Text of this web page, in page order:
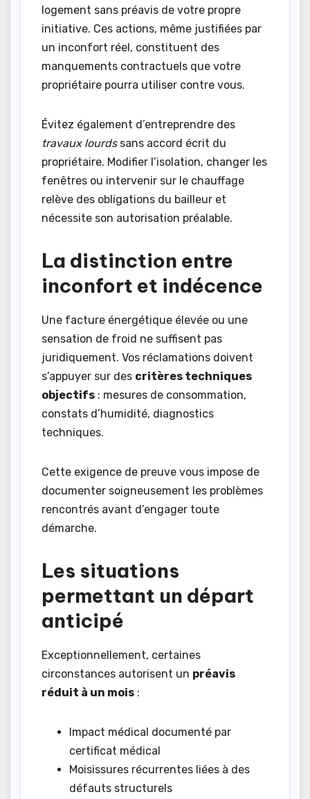
logement sans préavis de votre propre
initiative. Ces actions, même justifiées par
un inconfort réel, constituent des
manquements contractuels que votre
propriétaire pourra utiliser contre vous.
Évitez également d’entreprendre des
travaux lourdssans accord écrit du
propriétaire. Modifier l’isolation, changer les
fenêtres ou intervenir sur le chauffage
relève des obligations du bailleur et
nécessite son autorisation préalable.
La distinction entre
inconfort et indécence
Une facture énergétique élevée ou une
sensation de froid ne suffisent pas
juridiquement. Vos réclamations doivent
s’appuyer sur des critères techniques
objectifs : mesures de consommation,
constats d’humidité, diagnostics
techniques.
Cette exigence de preuve vous impose de
documenter soigneusement les problèmes
rencontrés avant d’engager toute
démarche.
Les situations
permettant un départ
anticipé
Exceptionnellement, certaines
circonstances autorisent un préavis
réduit à un mois :
Impact médical documenté par
certificat médical
Moisissures récurrentes liées à des
défauts structurels